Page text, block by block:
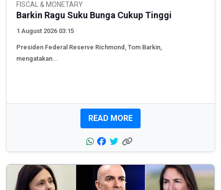
FISCAL & MONETARY
Barkin Ragu Suku Bunga Cukup Tinggi
1 August 2026 03:15
Presiden Federal Reserve Richmond, Tom Barkin,
mengatakan...
READ MORE